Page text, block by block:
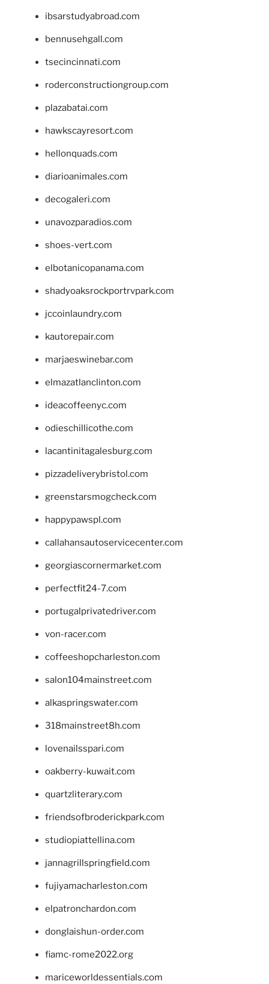
ibsarstudyabroad.com
bennusehgall.com
tsecincinnati.com
roderconstructiongroup.com
plazabatai.com
hawkscayresort.com
hellonquads.com
diarioanimales.com
decogaleri.com
unavozparadios.com
shoes-vert.com
elbotanicopanama.com
shadyoaksrockportrvpark.com
jccoinlaundry.com
kautorepair.com
marjaeswinebar.com
elmazatlanclinton.com
ideacoffeenyc.com
odieschillicothe.com
lacantinitagalesburg.com
pizzadeliverybristol.com
greenstarsmogcheck.com
happypawspl.com
callahansautoservicecenter.com
georgiascornermarket.com
perfectfit24-7.com
portugalprivatedriver.com
von-racer.com
coffeeshopcharleston.com
salon104mainstreet.com
alkaspringswater.com
318mainstreet8h.com
lovenailsspari.com
oakberry-kuwait.com
quartzliterary.com
friendsofbroderickpark.com
studiopiattellina.com
jannagrillspringfield.com
fujiyamacharleston.com
elpatronchardon.com
donglaishun-order.com
fiamc-rome2022.org
mariceworldessentials.com